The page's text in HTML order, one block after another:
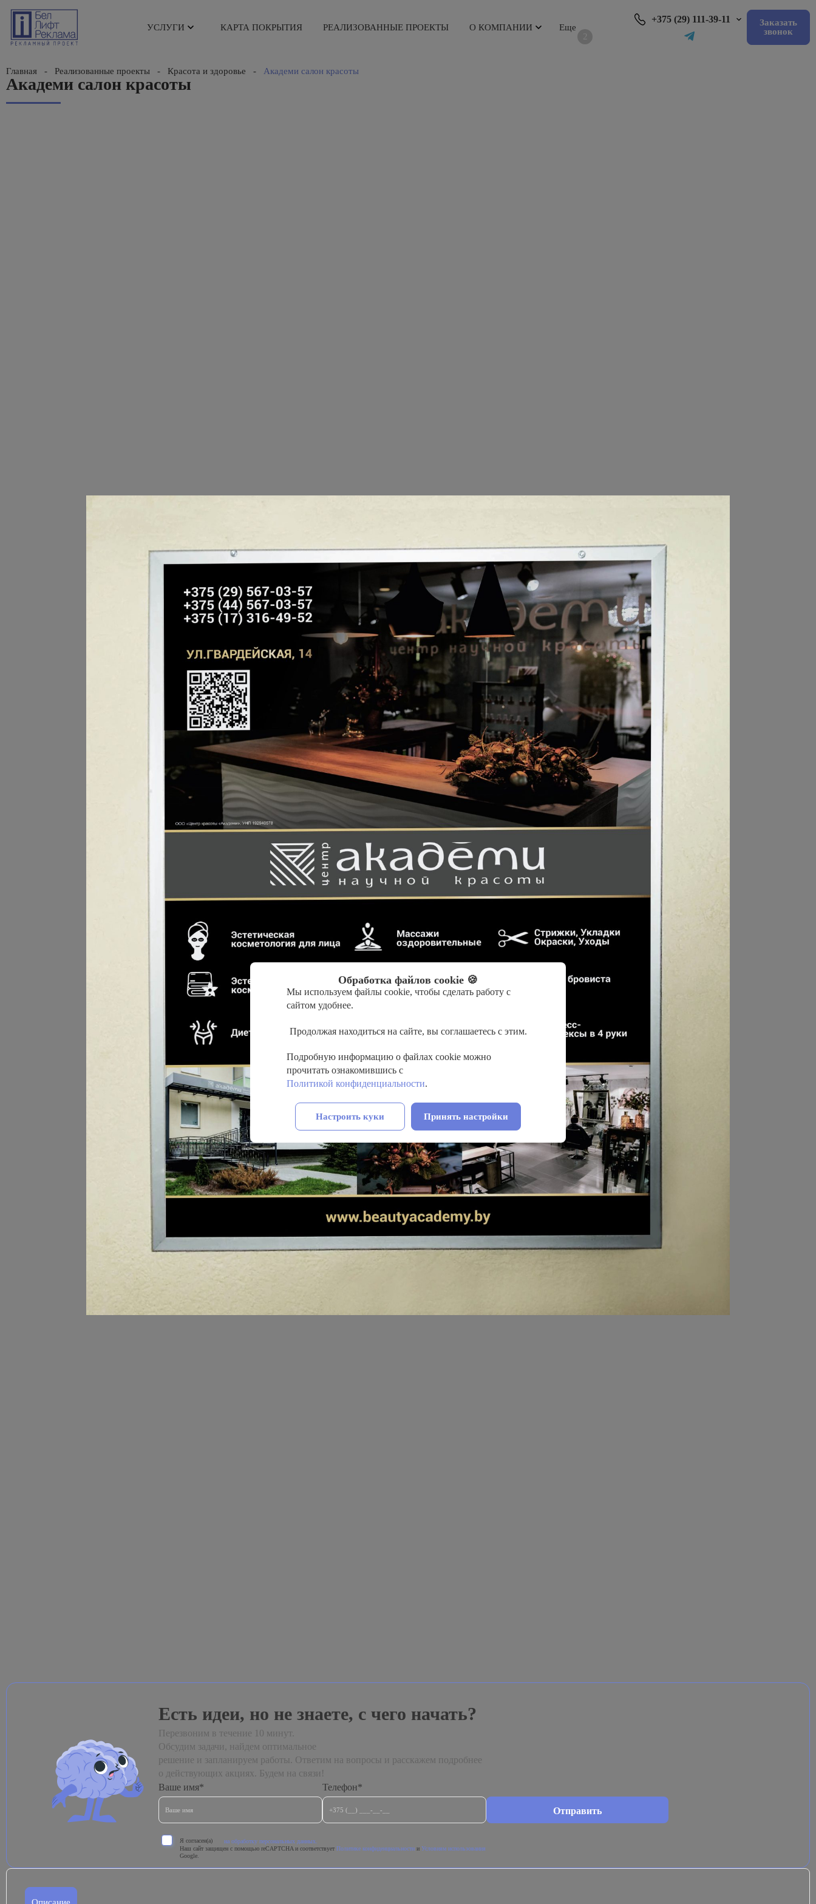
УСЛУГИ КАРТА ПОКРЫТИЯ РЕАЛИЗОВАННЫЕ ПРОЕКТЫ О КОМПАНИИ
+375 (29) 111-39-11
Заказать
звонок
Главная - Реализованные проекты - Красота и здоровье - Академи салон красоты
Академи салон красоты
Есть идеи, но не знаете, с чего начать?
Перезвоним в течение 10 минут.
Обсудим задачи, найдем оптимальное
решение и запланируем работы. Ответим на вопросы и расскажем подробнее
о действующих акциях. Будем на связи!
Ваше имя*
Телефон*
Я согласен(а)
на обработку персональных данных.
Наш сайт защищен с помощью reCAPTCHA и соответствует Политике конфиденциальности и Условиям использования
Google.
Описание
Обработка файлов cookie 🍪
Мы используем файлы cookie, чтобы сделать работу с
сайтом удобнее.
Продолжая находиться на сайте, вы соглашаетесь с этим.
Подробную информацию о файлах cookie можно
прочитать ознакомившись с
Политикой конфиденциальности.
Настроить куки Принять настройки